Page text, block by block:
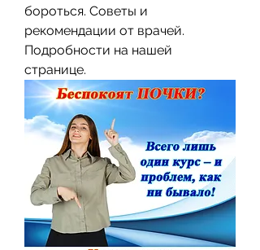
бороться. Советы и
рекомендации от врачей.
Подробности на нашей
странице.